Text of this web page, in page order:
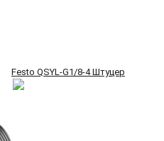
Festo QSYL-G1/8-4 Штуцер